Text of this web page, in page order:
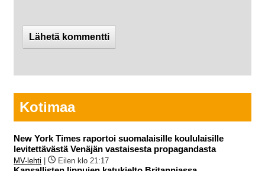
Kotimaa
New York Times raportoi suomalaisille koululaisille
levitettävästä Venäjän vastaisesta propagandasta
MV-lehti Eilen klo 21:17